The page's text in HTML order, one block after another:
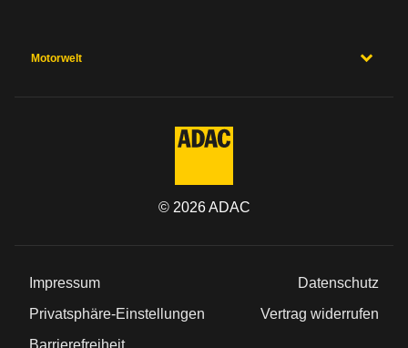
Motorwelt
© 2026ADAC
Impressum
Datenschutz
Privatsphäre-Einstellungen
Vertrag widerrufen
Barrierefreiheit